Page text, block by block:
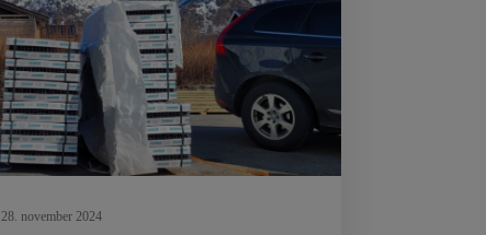
28. november 2024